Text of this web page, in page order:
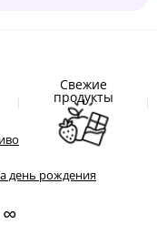
Свежие
продукты
день рождения
∞